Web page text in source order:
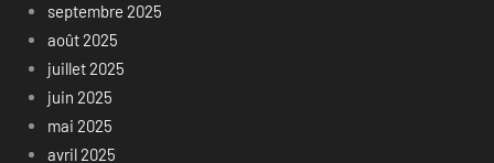
septembre 2025
août 2025
juillet 2025
juin 2025
mai 2025
avril 2025